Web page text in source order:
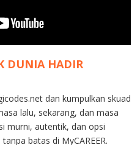
DUNIA HADIR
dan kumpulkan skuad
lalu, sekarang, dan masa
murni, autentik, dan opsi
batas di MyCAREER.